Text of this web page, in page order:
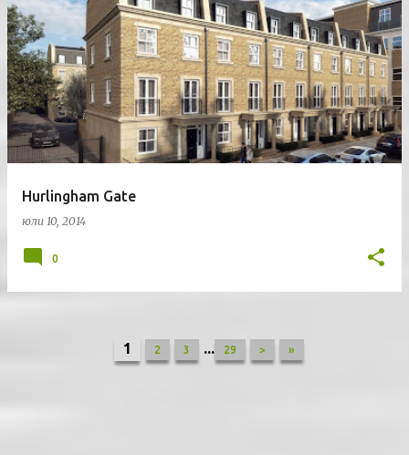
Hurlingham Gate
юли 10, 2014
0
1 2 3 ... 29 > »